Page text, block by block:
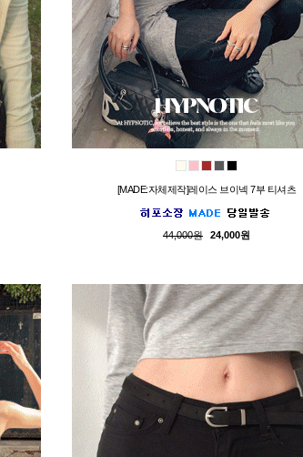
[MADE:자체제작]레이스 브이넥 7부 티셔츠
44,000원 24,000원